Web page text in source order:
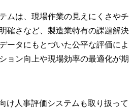
ムは、現場作業の見えにくさやチ
確さなど、製造業特有の課題解決
ータにもとづいた公平な評価によ
ョン向上や現場効率の最適化が期
け人事評価システムも取り扱って